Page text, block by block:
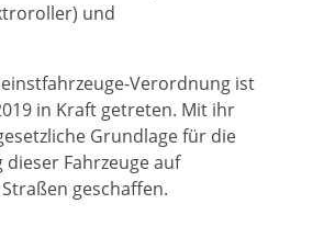
und
Verordnung ist
in Kraft getreten. Mit ihr
Grundlage für die
Fahrzeuge auf
geschaffen.